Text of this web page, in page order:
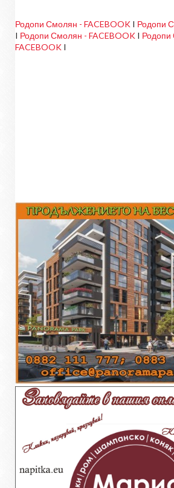
Родопи Смолян - FACEBOOK I Родопи
I Родопи Смолян - FACEBOOK I Родопи
FACEBOOK I